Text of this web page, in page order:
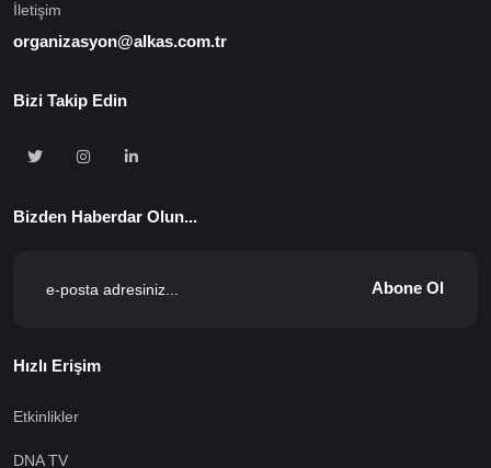
İletişim
organizasyon@alkas.com.tr
Bizi Takip Edin
Bizden Haberdar Olun...
Abone Ol
Hızlı Erişim
Etkinlikler
DNA TV